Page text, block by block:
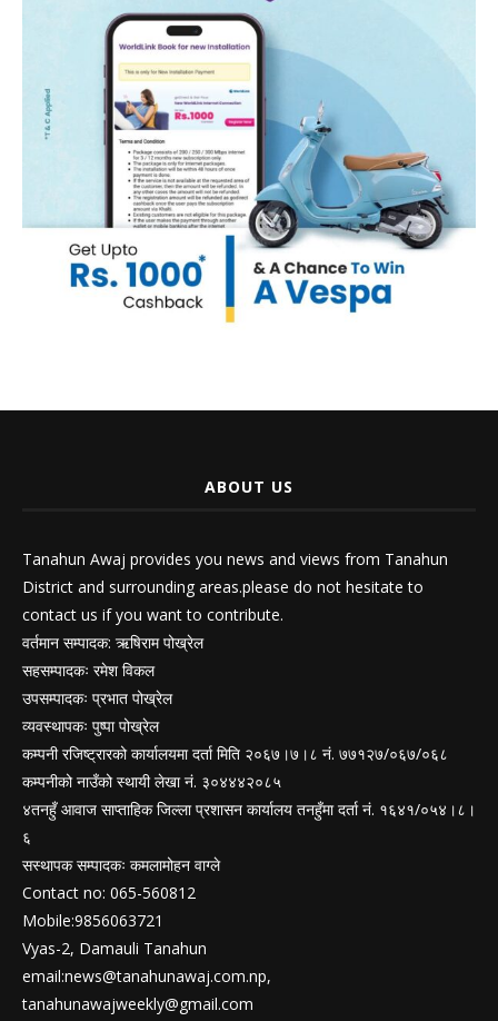
ABOUT US
Tanahun Awaj provides you news and views from Tanahun
District and surrounding areas.please do not hesitate to
contact us if you want to contribute.
वर्तमान सम्पादक: ऋषिराम पोख्रेल
सहसम्पादकः रमेश विकल
उपसम्पादकः प्रभात पोख्रेल
व्यवस्थापकः पुष्पा पोख्रेल
कम्पनी रजिष्ट्रारको कार्यालयमा दर्ता मिति २०६७।७।८ नं. ७७१२७/०६७/०६८
कम्पनीको नाउँको स्थायी लेखा नं. ३०४४४२०८५
४तनहुँ आवाज साप्ताहिक जिल्ला प्रशासन कार्यालय तनहुँमा दर्ता नं. १६४१/०५४।८।
६
सस्थापक सम्पादकः कमलामोहन वाग्ले
Contact no: 065-560812
Mobile:9856063721
Vyas-2, Damauli Tanahun
email:news@tanahunawaj.com.np,
tanahunawajweekly@gmail.com